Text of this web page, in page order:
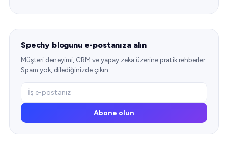
Spechy blogunu e-postanıza alın
Müşteri deneyimi, CRM ve yapay zeka üzerine pratik rehberler.
Spam yok, dilediğinizde çıkın.
Abone olun